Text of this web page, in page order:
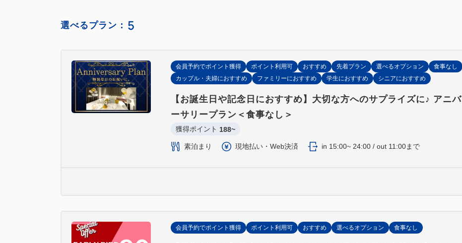
・バス／トイレ／洗面独立
てご用意します。
選べるプラン： 5
会員予約でポイント獲得 ポイント利用可 おすすめ 先着プラン 選べるオプション
食事なし
カップル・夫婦におすすめ
ファミリーにおすすめ 学生におすすめ シニアにおすすめ
【お誕生日や記念日におすすめ】大切な方へのサプライズに♪ アニバ
ーサリープラン＜食事なし＞
獲得ポイント 188~
素泊まり 現地払い・Web決済 in 15:00~ 24:00 / out 11:00まで
会員予約でポイント獲得 ポイント利用可 おすすめ 選べるオプション 食事なし